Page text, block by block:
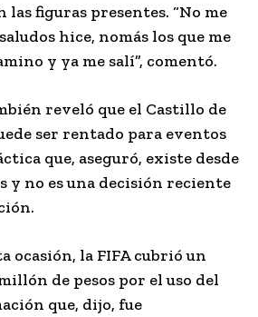
figuras presentes. “No me
hice, nomás los que me
y ya me salí”, comentó.
reveló que el Castillo de
ser rentado para eventos
que, aseguró, existe desde
y no es una decisión reciente
ocasión, la FIFA cubrió un
de pesos por el uso del
que, dijo, fue